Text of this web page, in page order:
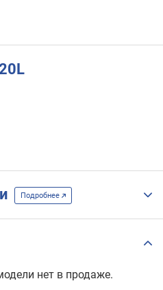
Подробнее
нет в продаже.